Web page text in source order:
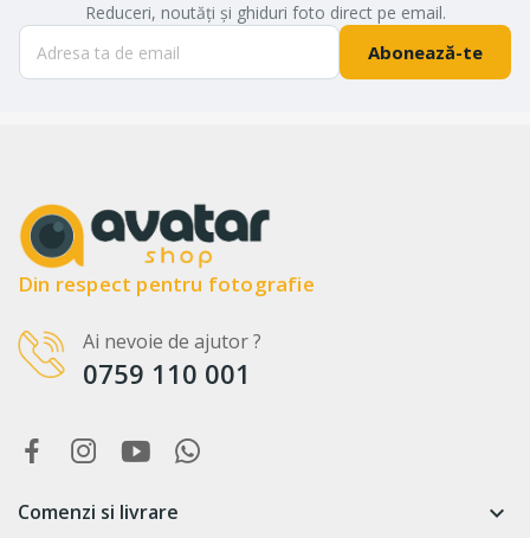
Reduceri, noutăți și ghiduri foto direct pe email.
Abonează-te
Din respect pentru fotografie
Ai nevoie de ajutor ?
0759 110 001
Comenzi si livrare 